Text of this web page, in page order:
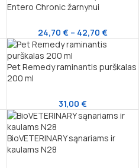
Entero Chronic žarnynui
24,70 € – 42,70 €
Pet Remedy raminantis purškalas
200 ml
31,00 €
BioVETERINARY sąnariams ir
kaulams N28